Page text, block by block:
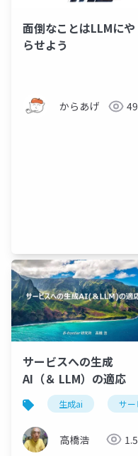
面倒なことはLLMにや
らせよう
からあげ
サービスへの生成
AI（＆ LLM）の適応
生成ai サー
高橋浩